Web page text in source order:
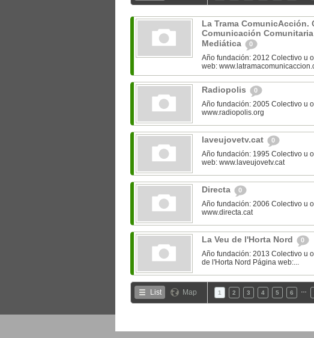
La Trama ComunicAcción.
Comunicación
Mediática
0
Año fundación: 2012 Colectivo u
web:
Radiopolis 0
Año fundación: 2005 Colectivo u
www.radiopolis.org
laveujovetv.cat 0
Año fundación: 1995 Colectivo u
web: www.laveujovetv.cat
Directa 0
Año fundación: 2006 Colectivo u
www.directa.cat
La Veu de l'Horta Nord 0
Año fundación: 2013 Colectivo u
de l'Horta Nord Página web:...
List Map 1 2 3 4 5 6